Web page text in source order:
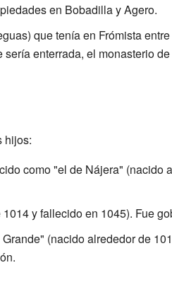
en Bobadilla y Agero.
que tenía en Frómista
enterrada, el monasterio
hijos:
como "el de Nájera" (nacido
y fallecido en 1045). Fue
(nacido alrededor de